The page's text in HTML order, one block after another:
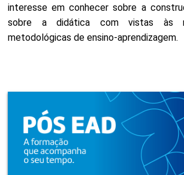
interesse em conhecer sobre a
sobre a didática com vistas às
metodológicas de ensino-aprendizagem.